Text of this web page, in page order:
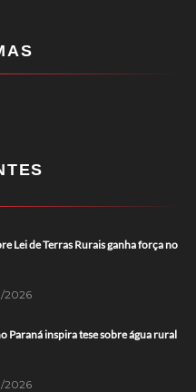
Lei de Terras Rurais ganha força no
2026
Paraná inspira tese sobre água rural
2026